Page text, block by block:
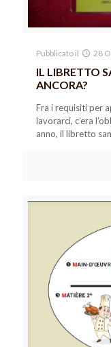
Pubblicato il 28
IL LIBRETTO
ANCORA?
Fra i requisiti per
lavorarci, c’era
anno, il libretto